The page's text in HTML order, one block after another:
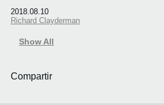
2018.08.10
Richard Clayderman
Show All
Compartir